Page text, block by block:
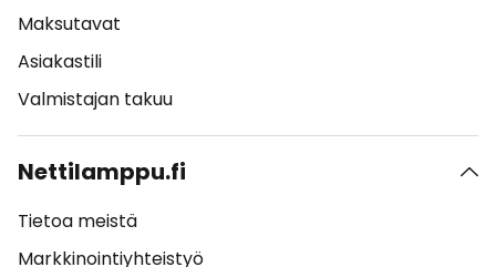
Maksutavat
Asiakastili
Valmistajan takuu
Nettilamppu.fi
Tietoa meistä
Markkinointiyhteistyö